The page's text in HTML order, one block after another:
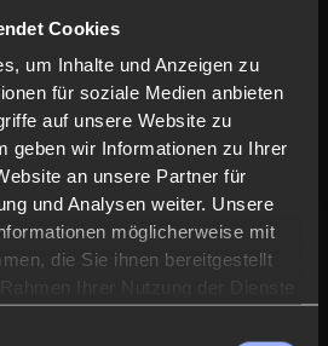
Cookies
um Inhalte und Anzeigen zu
für soziale Medien anbieten
auf unsere Website zu
geben wir Informationen zu Ihrer
an unsere Partner für
und Analysen weiter. Unsere
möglicherweise mit
die Sie ihnen bereitgestellt
01